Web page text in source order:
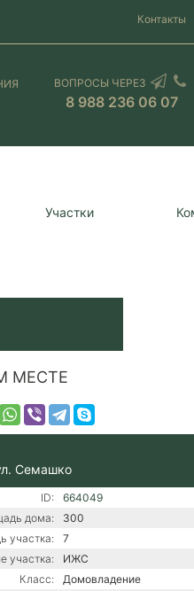
Контакты
ВОПРОСЫ ЧЕРЕЗ
8 988 236 06 07
Участки
МЕСТЕ
Семашко
ID:
664049
дома:
300
участка:
7
участка:
ИЖС
Класс:
Домовладение